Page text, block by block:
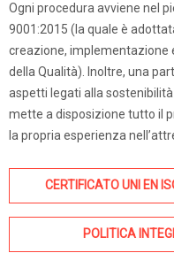
Ogni procedura avviene nel
9001:2015 (la quale è
creazione, implementazione
della Qualità). Inoltre, una
aspetti legati alla sostenibilità
mette a disposizione tutto il
la propria esperienza
CERTIFICATO UNI EN
POLITICA